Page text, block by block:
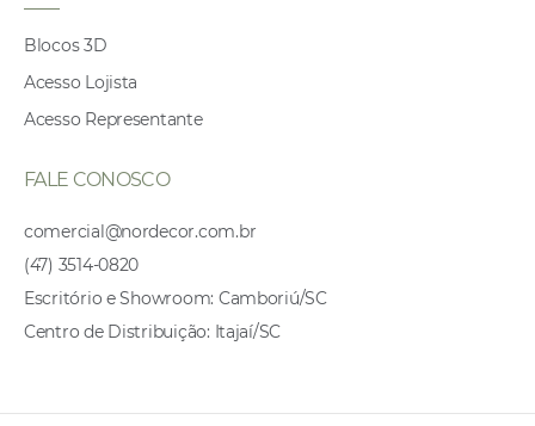
Blocos 3D
Acesso Lojista
Acesso Representante
FALE CONOSCO
comercial@nordecor.com.br
(47) 3514-0820
Escritório e Showroom: Camboriú/SC
Centro de Distribuição: Itajaí/SC